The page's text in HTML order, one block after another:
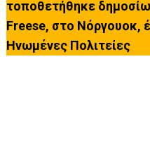
τοποθετήθηκε
Freese, στο Νόργουοκ,
Ηνωμένες Πολιτείες